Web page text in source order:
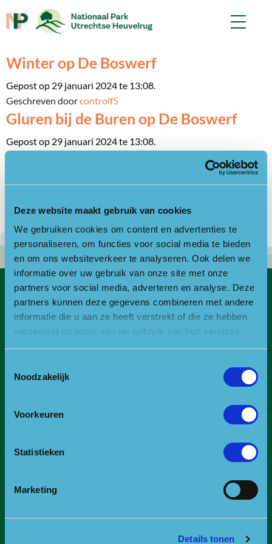
Deze website maakt gebruik van cookies
We gebruiken cookies om content en advertenties te
personaliseren, om functies voor social media te bieden
en om ons websiteverkeer te analyseren. Ook delen we
informatie over uw gebruik van onze site met onze
partners voor social media, adverteren en analyse. Deze
partners kunnen deze gegevens combineren met andere
informatie die u aan ze heeft verstrekt of die ze hebben
verzameld op basis van uw gebruik van hun services.
Noodzakelijk
Voorkeuren
Statistieken
Marketing
Details tonen
Winter op De Boswerf
Gepost op 29 januari 2024 te 13:08.
Geschreven doorcontrolf5
Gluren bij de Buren op De Boswerf
Gepost op 29 januari 2024 te 13:08.
Geschreven door
Bezoek Schaapskooi Heidestein
Geschreven doorcontrolf5
Contact
Bezoekadres
Bezoek- en postadres:
Amersfoortseweg 98
E:info@npuh.nl of ruiters@npuh.nl voor vragen over
T:0318-240035
KVK nummer: 30234587